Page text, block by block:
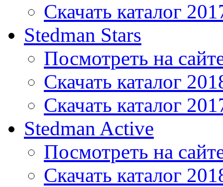
Скачать каталог
Stedman Stars
Посмотреть на
Скачать каталог
Скачать каталог
Stedman Active
Посмотреть на
Скачать каталог